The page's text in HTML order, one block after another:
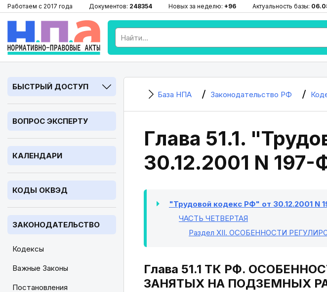
Работаем с 2017 года Документов: 248354 Новых за неделю: +96 Актуальность базы:
БЫСТРЫЙ ДОСТУП
ВОПРОС ЭКСПЕРТУ
КАЛЕНДАРИ
КОДЫ ОКВЭД
ЗАКОНОДАТЕЛЬСТВО
Кодексы
Важные Законы
Постановления
База НПА Законодательство РФ
Глава 51.1.
30.12.2001 N
"Трудовой кодекс РФ" от 30.12.2001 N
ЧАСТЬ ЧЕТВЕРТАЯ
Раздел XII. ОСОБЕННОСТИ
Глава 51.1 ТК РФ.
ЗАНЯТЫХ НА ПОДЗЕМНЫХ